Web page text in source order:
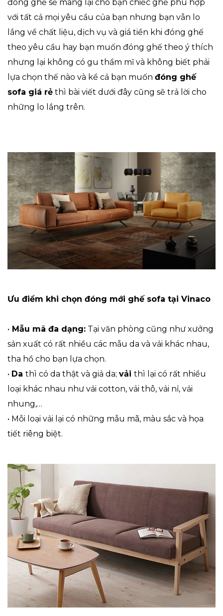
đóng ghế sẽ mang lại cho bạn chiếc ghế phù hợp
với tất cả mọi yêu cầu của bạn nhưng bạn vẫn lo
lắng về chất liệu, dịch vụ và giá tiền khi đóng ghế
theo yêu cầu hay bạn muốn đóng ghế theo ý thích
nhưng lại không có gu thẩm mĩ và không biết phải
lựa chọn thế nào và kể cả bạn muốn đóng ghế
sofa giá rẻ thì bài viết dưới đây cũng sẽ trả lời cho
những lo lắng trên.
Ưu điểm khi chọn đóng mới ghế sofa tại Vinaco
• Mẫu mã đa dạng: Tại văn phòng cũng như xưởng
sản xuất có rất nhiều các mẫu da và vải khác nhau,
tha hồ cho bạn lựa chọn.
• Da thì có da thật và giả da; vải thì lại có rất nhiều
loại khác nhau như vải cotton, vải thô, vải nỉ, vải
nhung,…
• Mỗi loại vải lại có những mẫu mã, màu sắc và họa
tiết riêng biệt.